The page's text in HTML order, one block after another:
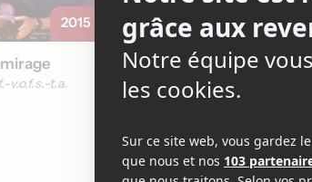
2015
v.o.f.s.-t.a.
2010
Reste avec moi
v.o.f.